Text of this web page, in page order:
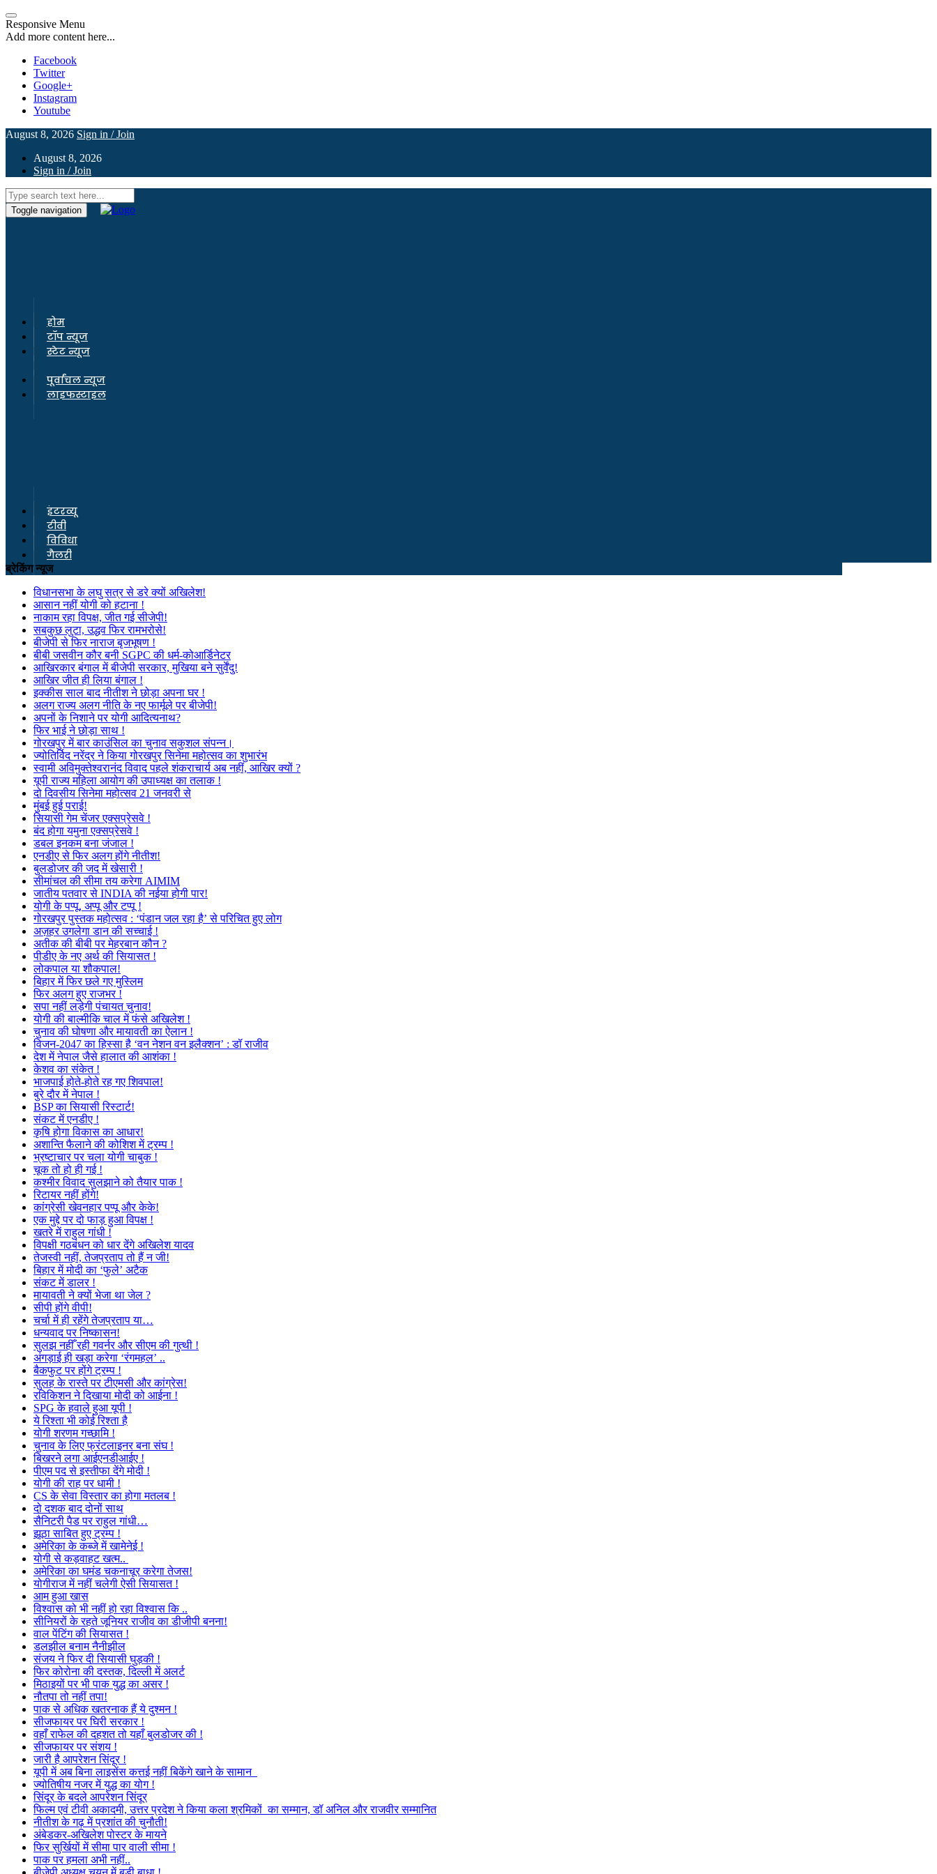
Responsive Menu
Add more content here...
Facebook
Twitter
Google+
Instagram
Youtube
August 8, 2026 Sign in / Join
August 8, 2026
Sign in / Join
Toggle navigation
होम
टॉप न्यूज
स्टेट न्यूज
पूर्वांचल न्यूज
लाइफस्टाइल
इंटरव्यू
टीवी
विविधा
गैलरी
ब्रेकिंग न्यूज
विधानसभा के लघु सत्र से डरे क्यों अखिलेश!
आसान नहीं योगी को हटाना !
नाकाम रहा विपक्ष, जीत गई सीजेपी!
सबकुछ लुटा, उद्धव फिर रामभरोसे!
बीजेपी से फिर नाराज बृजभूषण !
बीबी जसवीन कौर बनी SGPC की धर्म-कोआर्डिनेटर
आखिरकार बंगाल में बीजेपी सरकार, मुखिया बने सुर्वेंदु!
आखिर जीत ही लिया बंगाल !
इक्कीस साल बाद नीतीश ने छोड़ा अपना घर !
अलग राज्य अलग नीति के नए फार्मूले पर बीजेपी!
अपनों के निशाने पर योगी आदित्यनाथ?
फिर भाई ने छोड़ा साथ !
गोरखपुर में बार काउंसिल का चुनाव सकुशल संपन्न।
ज्योतिर्विद नरेंद्र ने किया गोरखपुर सिनेमा महोत्सव का शुभारंभ
स्वामी अविमुक्तेश्वरानंद विवाद पहले शंकराचार्य अब नहीं, आखिर क्यों ?
यूपी राज्य महिला आयोग की उपाध्यक्ष का तलाक !
दो दिवसीय सिनेमा महोत्सव 21 जनवरी से
मुंबई हुई पराई!
सियासी गेम चेंजर एक्सप्रेसवे !
बंद होगा यमुना एक्सप्रेसवे !
डबल इनकम बना जंजाल !
एनडीए से फिर अलग होंगे नीतीश!
बुलडोजर की जद में खेसारी !
सीमांचल की सीमा तय करेगा AIMIM
जातीय पतवार से INDIA की नईया होगी पार!
योगी के पप्पू, अप्पू और टप्पू !
गोरखपुर पुस्तक महोत्सव : ‘पंडान जल रहा है’ से परिचित हुए लोग
अज़हर उगलेगा डान की सच्चाई !
अतीक की बीबी पर मेहरबान कौन ?
पीडीए के नए अर्थ की सियासत !
लोकपाल या शौकपाल!
बिहार में फिर छले गए मुस्लिम
फिर अलग हुए राजभर !
सपा नहीं लड़ेगी पंचायत चुनाव!
योगी की बाल्मीकि चाल में फंसे अखिलेश !
चुनाव की घोषणा और मायावती का ऐलान !
विजन-2047 का हिस्सा है ‘वन नेशन वन इलैक्शन’ : डॉ राजीव
देश में नेपाल जैसे हालात की आशंका !
केशव का संकेत !
भाजपाई होते-होते रह गए शिवपाल!
बुरे दौर में नेपाल !
BSP का सियासी रिस्टार्ट!
संकट में एनडीए !
कृषि होगा विकास का आधार!
अशान्ति फैलाने की कोशिश में ट्रम्प !
भ्रष्टाचार पर चला योगी चाबुक !
चूक तो हो ही गई !
कश्मीर विवाद सुलझाने को तैयार पाक !
रिटायर नहीं होंगे!
कांग्रेसी खेवनहार पप्पू और केके!
एक मुद्दे पर दो फाड़ हुआ विपक्ष !
खतरे में राहुल गांधी !
विपक्षी गठबंधन को धार देंगे अखिलेश यादव
तेजस्वी नहीं, तेजप्रताप तो हैं न जी!
बिहार में मोदी का ‘फुले’ अटैक
संकट में डालर !
मायावती ने क्यों भेजा था जेल ?
सीपी होंगे वीपी!
चर्चा में ही रहेंगे तेजप्रताप या…
धन्यवाद पर निष्कासन!
सुलझ नहीँ रही गवर्नर और सीएम की गुत्थी !
अंगड़ाई ही खड़ा करेगा ‘रंगमहल’ ..
बैकफुट पर होंगे ट्रम्प !
सुलह के रास्ते पर टीएमसी और कांग्रेस!
रविकिशन ने दिखाया मोदी को आईना !
SPG के हवाले हुआ यूपी !
ये रिश्ता भी कोई रिश्ता है
योगी शरणम गच्छामि !
चुनाव के लिए फ्रंटलाइनर बना संघ !
बिखरने लगा आईएनडीआईए !
पीएम पद से इस्तीफा देंगे मोदी !
योगी की राह पर धामी !
CS के सेवा विस्तार का होगा मतलब !
दो दशक बाद दोनों साथ
सैनिटरी पैड पर राहुल गांधी…
झूठा साबित हुए ट्रम्प !
अमेरिका के कब्जे में खामेनेई !
योगी से कड़वाहट खत्म..
अमेरिका का घमंड चकनाचूर करेगा तेजस!
योगीराज में नहीं चलेगी ऐसी सियासत !
आम हुआ खास
विश्वास को भी नहीं हो रहा विश्वास कि ..
सीनियरों के रहते जूनियर राजीव का डीजीपी बनना!
वाल पेंटिंग की सियासत !
डलझील बनाम नैनीझील
संजय ने फिर दी सियासी घुड़की !
फिर कोरोना की दस्तक, दिल्ली में अलर्ट
मिठाइयों पर भी पाक युद्ध का असर !
नौतपा तो नहीं तपा!
पाक से अधिक खतरनाक हैं ये दुश्मन !
सीजफायर पर घिरी सरकार !
वहाँ राफेल की दहशत तो यहाँ बुलडोजर की !
सीजफायर पर संशय !
जारी है आपरेशन सिंदूर !
यूपी में अब बिना लाइसेंस कत्तई नहीं बिकेंगे खाने के सामान
ज्योतिषीय नजर में युद्ध का योग !
सिंदूर के बदले आपरेशन सिंदूर
फिल्म एवं टीवी अकादमी, उत्तर प्रदेश ने किया कला श्रमिकों का सम्मान, डॉ अनिल और राजवीर सम्मानित
नीतीश के गढ़ में प्रशांत की चुनौती!
अंबेडकर-अखिलेश पोस्टर के मायने
फिर सुर्खियों में सीमा पार वाली सीमा !
पाक पर हमला अभी नहीं..